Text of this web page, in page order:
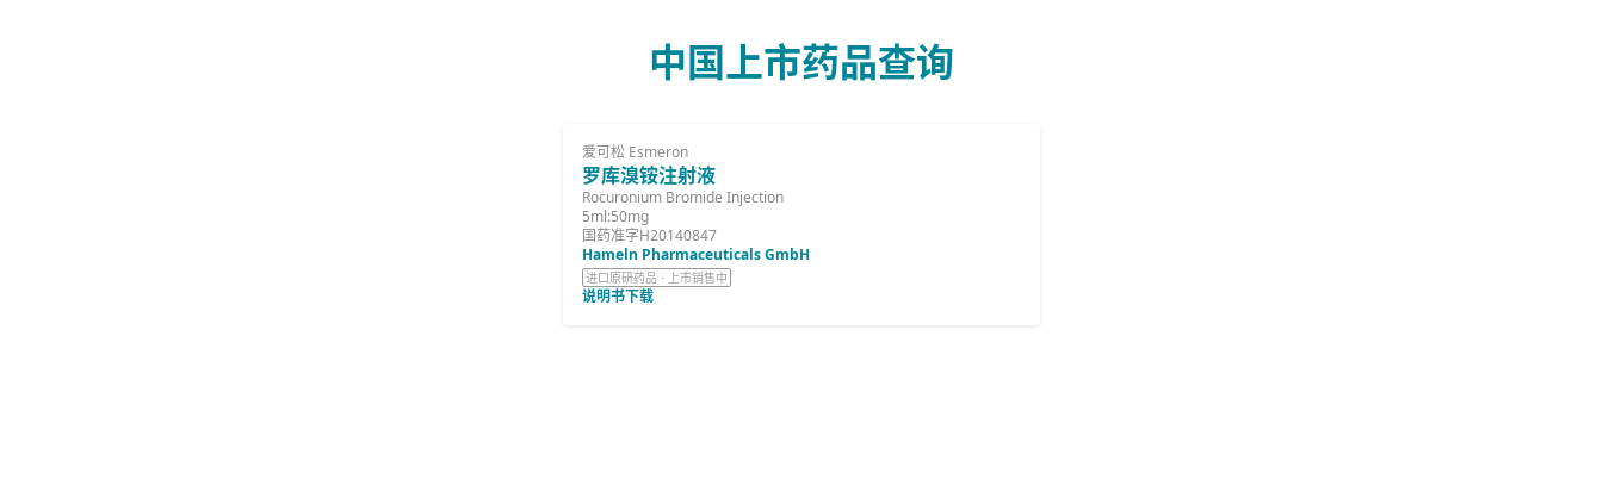
中国上市药品查询
爱可松 Esmeron
罗库溴铵注射液
Rocuronium Bromide Injection
5ml:50mg
国药准字H20140847
Hameln Pharmaceuticals GmbH
进口原研药品 · 上市销售中
说明书下载